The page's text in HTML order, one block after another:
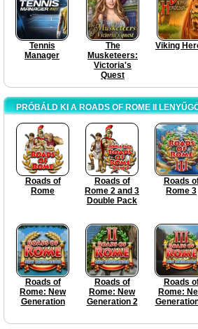
Tennis
Manager
The
Musketeers:
Victoria's
Quest
Viking
PRÓBÁLD KI A ROADS OF ROME II
Roads of
Rome
Roads of
Rome 2 and 3
Double Pack
Roads
Rome 3
Roads of
Rome: New
Generation
Roads of
Rome: New
Generation 2
Roads
Rome: